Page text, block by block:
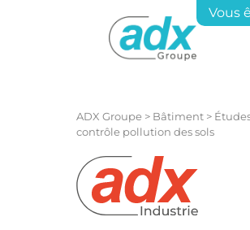
Vous
ADX Groupe > Bâtiment >
contrôle pollution des sols